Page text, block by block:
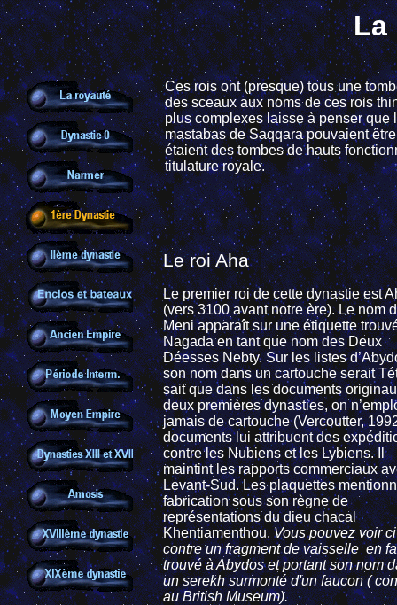
La
Ces rois ont (presque) tous une
des sceaux aux noms de ces rois
plus complexes laisse à penser que
mastabas de Saqqara pouvaient
étaient des tombes de hauts
titulature royale.
Le roi Aha
Le premier roi de cette dynastie est
(vers 3100 avant notre ère). Le nom
Meni apparaît sur une étiquette
Nagada en tant que nom des Deux
Déesses Nebty. Sur les listes
son nom dans un cartouche serait
sait que dans les documents
deux premières dynasties, on
jamais de cartouche (Vercoutter,
documents lui attribuent des
contre les Nubiens et les Lybiens. Il
maintint les rapports commerciaux
Levant-Sud.Les plaquettes
fabrication sous son règne de
représentations du dieu chacal
Khentiamenthou.Vous pouvez voir
contre un fragment de vaisselle en
trouvé à Abydos et portant son nom
un serekh surmonté d'un faucon (
au British Museum).